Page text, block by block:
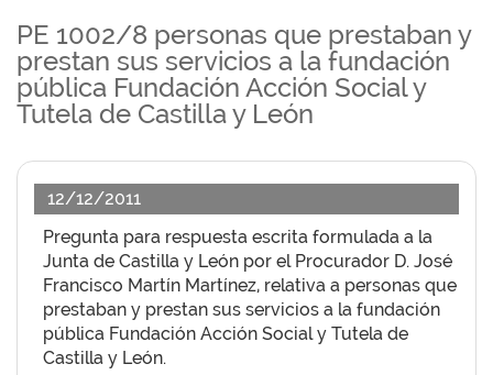
PE 1002/8 personas que prestaban y
prestan sus servicios a la fundación
pública Fundación Acción Social y
Tutela de Castilla y León
12/12/2011
Pregunta para respuesta escrita formulada a la
Junta de Castilla y León por el Procurador D. José
Francisco Martín Martínez, relativa a personas que
prestaban y prestan sus servicios a la fundación
pública Fundación Acción Social y Tutela de
Castilla y León.